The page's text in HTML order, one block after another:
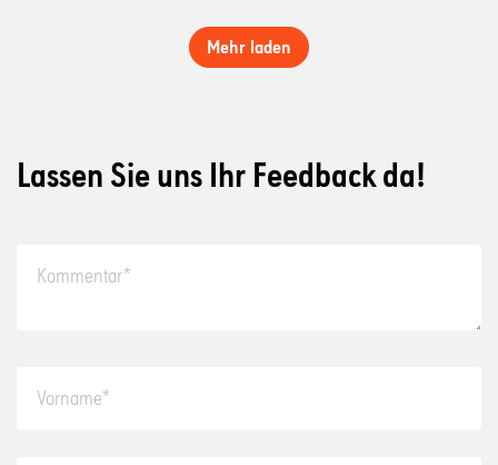
Mehr laden
Lassen Sie uns Ihr Feedback da!